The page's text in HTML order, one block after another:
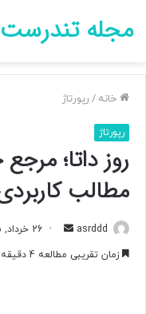
مجله تندرست
خانه / رپورتاژ
رپورتاژ
روز داتا؛
مطالب
asrddd 26 خرداد, 1405
زمان تقریبی مطالعه 4 دقیقه